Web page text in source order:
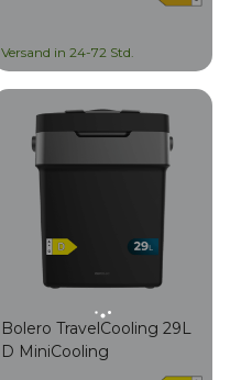
Versand in 24-72 Std.
Bolero TravelCooling 29L
D MiniCooling